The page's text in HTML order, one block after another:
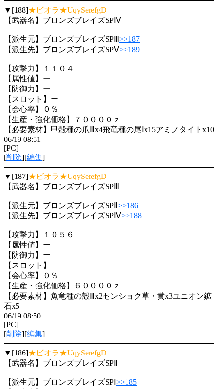
▼[188]★ビオラ★UqySerefgD
【武器名】ブロンズブレイズSPⅣ
【派生元】ブロンズブレイズSPⅢ >>187
【派生先】ブロンズブレイズSPⅤ>>189
【攻撃力】１１０４
【属性値】ー
【防御力】ー
【スロット】ー
【会心率】０％
【生産・強化価格】７００００ｚ
【必要素材】甲殻種の爪Ⅲx4飛竜種の尾Ⅰx15アミノタイトx10
06/19 08:51
[PC]
[削除][編集]
▼[187]★ビオラ★UqySerefgD
【武器名】ブロンズブレイズSPⅢ
【派生元】ブロンズブレイズSPⅡ >>186
【派生先】ブロンズブレイズSPⅣ>>188
【攻撃力】１０５６
【属性値】ー
【防御力】ー
【スロット】ー
【会心率】０％
【生産・強化価格】６００００ｚ
【必要素材】魚竜種の殻Ⅲx2センショク草・黄x3ユニオン鉱
石x5
06/19 08:50
[PC]
[削除][編集]
▼[186]★ビオラ★UqySerefgD
【武器名】ブロンズブレイズSPⅡ
【派生元】ブロンズブレイズSPⅠ >>185